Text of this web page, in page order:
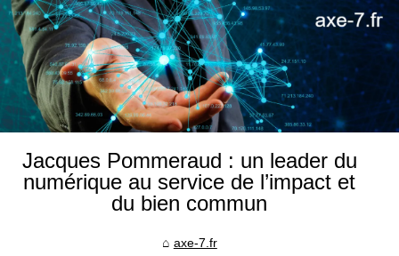
Jacques Pommeraud : un leader du
numérique au service de l’impact et
du bien commun
axe-7.fr